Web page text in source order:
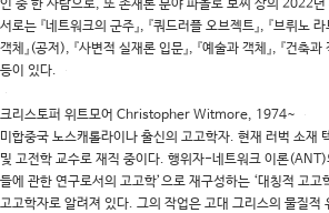
수강신청하기
대학소식
학습보기
학습자료실
인 중 한 사람으로, 또 존재론 분야 파올로 보찌 상의 2022
서로는 『네트워크의 군주』, 『쿼드러플 오브젝트』, 『브뤼노 라
객체』(공저), 『사변적 실재론 입문』, 『예술과 객체』, 『건축과
등이 있다.
크리스토퍼 위트모어 Christopher Witmore, 1974~
미합중국 노스캐롤라이나 출신의 고고학자. 현재 러벅 소재
및 고전학 교수로 재직 중이다. 행위자-네트워크 이론(ANT)
들에 관한 연구로서의 고고학’으로 재구성하는 ‘대칭적 고고
고고학자로 알려져 있다. 그의 작업은 고대 그리스의 물질적